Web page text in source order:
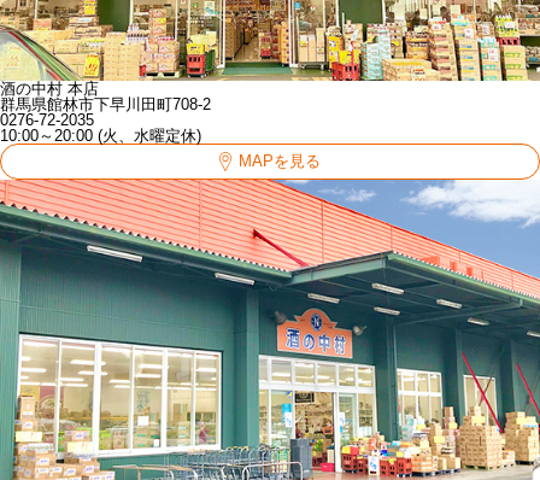
酒の中村 本店
群馬県館林市下早川田町708-2
0276-72-2035
10:00～20:00 (火、水曜定休)
MAPを見る